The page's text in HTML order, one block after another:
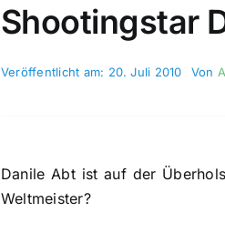
Shootingstar
Veröffentlicht am: 20. Juli 2010 Von
Danile Abt ist auf der
Weltmeister?